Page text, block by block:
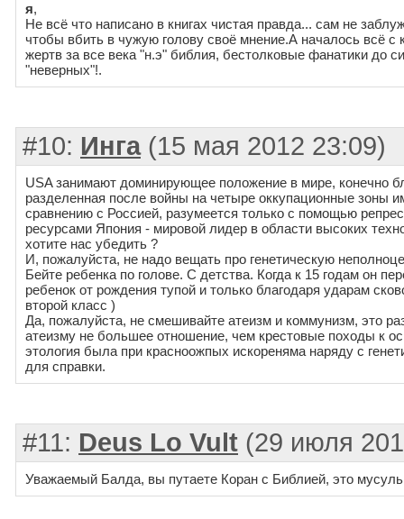
я,
Не всё что написано в книгах чистая правда... сам не
чтобы вбить в чужую голову своё мнение.А началось всё с
жертв за все века "н.э" библия, бестолковые фанатики до
"неверных"!.
#10: Инга(15 мая 2012 23:09)
USA занимают доминирующее положение в мире, конечно
разделенная после войны на четыре оккупационные зоны
сравнению с Россией, разумеется только с помощью
ресурсами Япония - мировой лидер в области высоких
хотите нас убедить ?
И, пожалуйста, не надо вещать про генетическую
Бейте ребенка по голове. С детства. Когда к 15 годам он
ребенок от рождения тупой и только благодаря ударам
второй класс )
Да, пожалуйста, не смешивайте атеизм и коммунизм, это
атеизму не большее отношение, чем крестовые походы к
этология была при красноожпых искореняма наряду с
для справки.
#11: Deus Lo Vult (29 июля
Уважаемый Балда, вы путаете Коран с Библией, это